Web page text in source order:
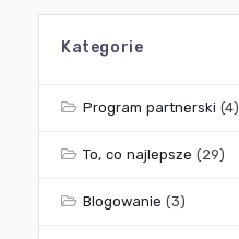
Kategorie
Program partnerski (4)
To, co najlepsze (29)
Blogowanie (3)